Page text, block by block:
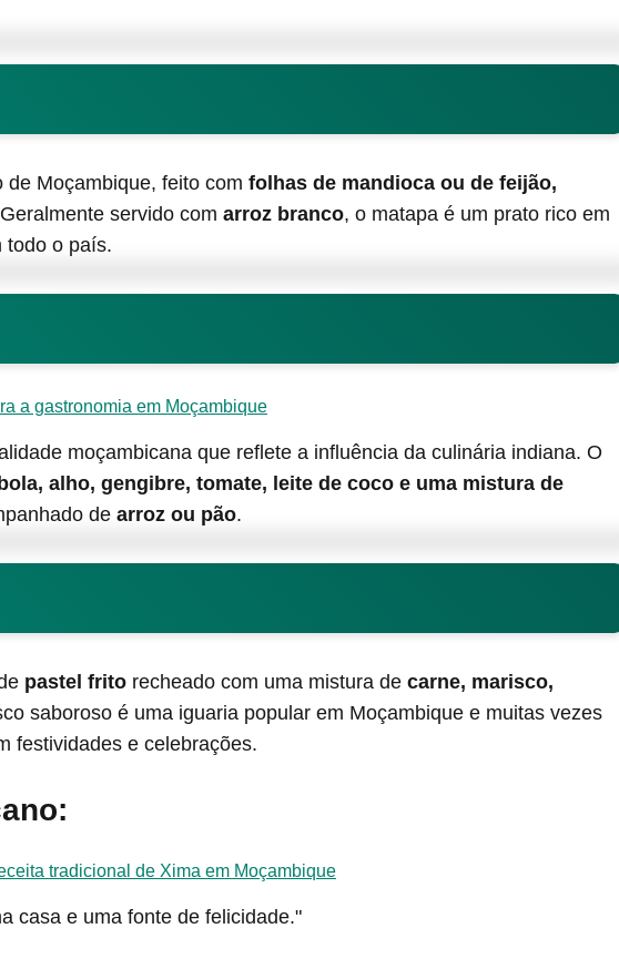
Moçambique, feito com folhas de mandioca ou de feijão,
servido com arroz branco, o matapa é um prato rico em
todo o país.
a gastronomia em Moçambique
moçambicana que reflete a influência da culinária indiana. O
alho, gengibre, tomate, leite de coco e uma mistura de
de arroz ou pão.
pastel frito recheado com uma mistura de carne, marisco,
saboroso é uma iguaria popular em Moçambique e muitas vezes
festividades e celebrações.
tradicional de Xima em Moçambique
casa e uma fonte de felicidade."